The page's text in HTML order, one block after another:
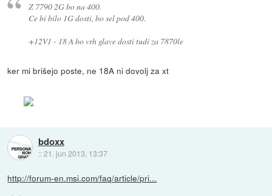
Z 7790 2G bo na 400.
Ce bi bilo 1G dosti, bo sel pod 400.
+12V1 - 18 A bo vrh glave dosti tudi za 7870le
ker mi brišejo poste, ne 18A ni dovolj za xt
bdoxx
::21. jun 2013, 13:37
http://forum-en.msi.com/faq/article/pri...